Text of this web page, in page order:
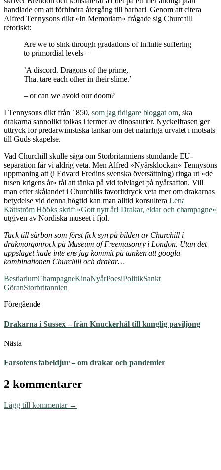
handlade om att förhindra återgång till barbari. Genom att citera
Alfred Tennysons dikt »In Memoriam« frågade sig Churchill
retoriskt:
Are we to sink through gradations of infinite suffering
to primordial levels –
’A discord. Dragons of the prime,
That tare each other in their slime.’
– or can we avoid our doom?
I Tennysons dikt från 1850, som jag tidigare bloggat om, ska
drakarna sannolikt tolkas i termer av dinosaurier. Nyckelfrasen ger
uttryck för predarwinistiska tankar om det naturliga urvalet i motsats
till Guds skapelse.
Vad Churchill skulle säga om Storbritanniens stundande EU-
separation får vi aldrig veta. Men Alfred »Nyårsklockan« Tennysons
uppmaning att (i Edvard Fredins svenska översättning) ringa ut »de
tusen krigens år« tål att tänka på vid tolvlaget på nyårsafton. Vill
man efter skålandet i Churchills favoritdryck veta mer om drakarnas
betydelse vid denna högtid kan man alltid konsultera Lena
Kättström Hööks skrift »Gott nytt år! Drakar, eldar och champagne«
utgiven av Nordiska museet i fjol.
Tack till särbon som först fick syn på bilden av Churchill i
drakmorgonrock på Museum of Freemasonry i London. Utan det
uppslaget hade inte ens jag kommit på tanken att googla
kombinationen Churchill och drakar…
BestiariumChampagneKinaNyårPoesiPolitikSankt
GöranStorbritannien
Föregående
Drakarna i Sussex – från Knuckerhål till kunglig paviljong
Nästa
Farsotens fabeldjur – om drakar och pandemier
2 kommentarer
Lägg till kommentar →